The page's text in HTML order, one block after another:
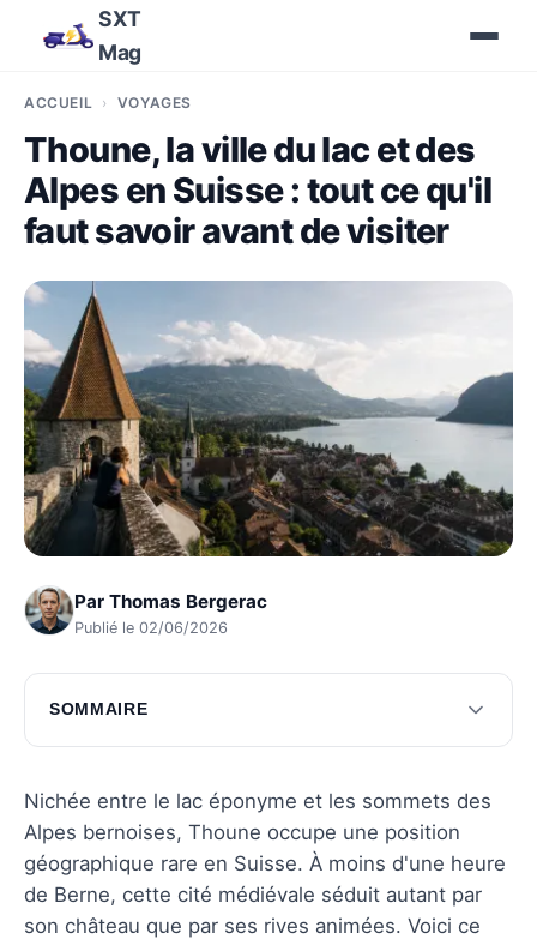
SXT
Mag
ACCUEIL VOYAGES
Thoune, la ville du lac et des
Alpes en Suisse : tout ce qu'il
faut savoir avant de visiter
Par Thomas Bergerac
Publié le 02/06/2026
SOMMAIRE
Explorer les attractions emblématiques de
Activités de plein air à Thoune
Gastronomie et spécialités locales
Hébergement à Thoune
Nichée entre le lac éponyme et les sommets des
Alpes bernoises, Thoune occupe une position
géographique rare en Suisse. À moins d'une heure
de Berne, cette cité médiévale séduit autant par
son château que par ses rives animées. Voici ce